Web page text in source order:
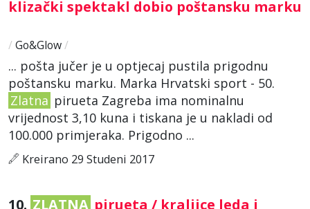
klizački spektakl dobio poštansku marku
/ Go&Glow/
... pošta jučer je u optjecaj pustila prigodnu
poštansku marku. Marka Hrvatski sport - 50.
Zlatna pirueta Zagreba ima nominalnu
vrijednost 3,10 kuna i tiskana je u nakladi od
100.000 primjeraka. Prigodno ...
Kreirano 29 Studeni 2017
10. ZLATNA pirueta / kraljice leda i